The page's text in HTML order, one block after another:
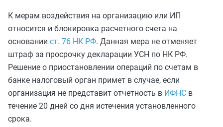
К мерам воздействия на организацию или ИП
относится и блокировка расчетного счета на
основании ст. 76 НК РФ. Данная мера не отменяет
штраф за просрочку декларации УСН по НК РФ.
Решение о приостановлении операций по счетам в
банке налоговый орган примет в случае, если
организация не представит отчетность в ИФНС в
течение 20 дней со дня истечения установленного
срока.